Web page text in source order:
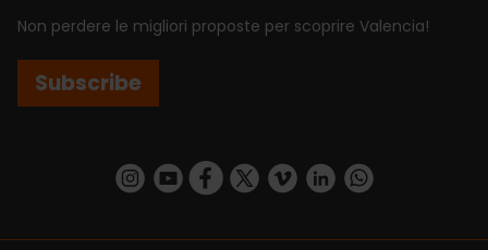
Non perdere le migliori proposte per scoprire Valencia!
Subscribe
https://www.instagram.com/visit_valencia/
https://www.youtube.com/user/
https://www.facebook.com/
https://twitter.com/VisitaValencia
https://vimeo.com/
https://www.linkedin.com/company/turismo-valencia/https://api.whatsapp.com/send/